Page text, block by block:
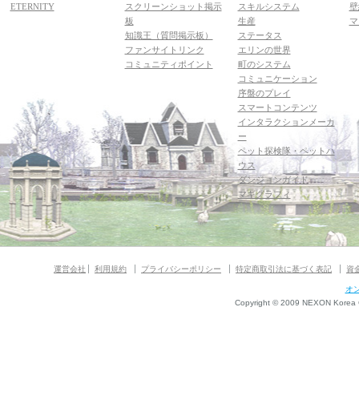
ETERNITY
スクリーンショット掲示
板
知識王（質問掲示板）
ファンサイトリンク
コミュニティポイント
スキルシステム
生産
ステータス
エリンの世界
町のシステム
コミュニケーション
序盤のプレイ
スマートコンテンツ
インタラクションメーカ
ー
ペット探検隊・ペットハ
ウス
ダンジョンガイド
マギグラフィ
運営会社 利用規約 プライバシーポリシー 特定商取引法に基づく表記 資
オ
Copyright © 2009 NEXON Korea